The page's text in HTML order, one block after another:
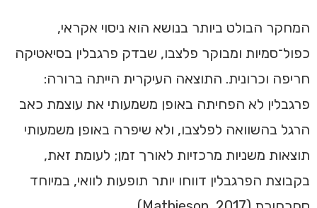
המחקר הבולט ביותר בנושא הוא ניסוי אקראי,
כפול־סמיות ומבוקר פלצבו, שבדק פרגבלין בסיאטיקה
חריפה וכרונית. התוצאה העיקרית הייתה ברורה:
פרגבלין לא הפחיתה באופן משמעותי את עוצמת כאב
הרגל בהשוואה לפלצבו, ולא שיפרה באופן משמעותי
תוצאות משניות מרכזיות לאורך זמן; לעומת זאת,
בקבוצת הפרגבלין דווחו יותר תופעות לוואי, במיוחד